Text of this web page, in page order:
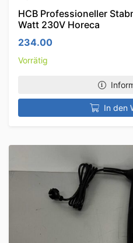
HCB Professioneller
Watt 230V Horeca
234.00
Vorrätig
In den